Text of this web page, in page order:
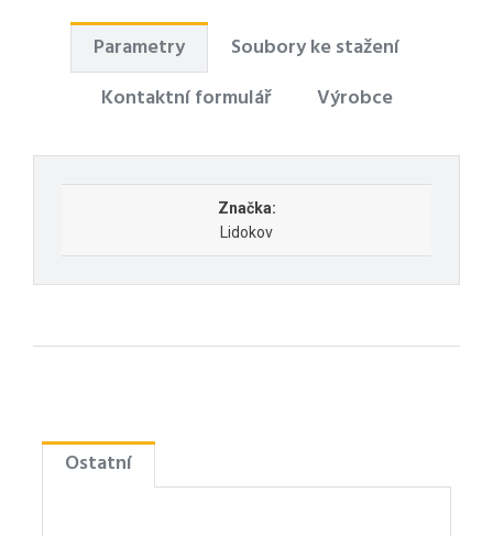
Parametry
Soubory ke stažení
Kontaktní formulář
Výrobce
Značka:
Lidokov
Ostatní